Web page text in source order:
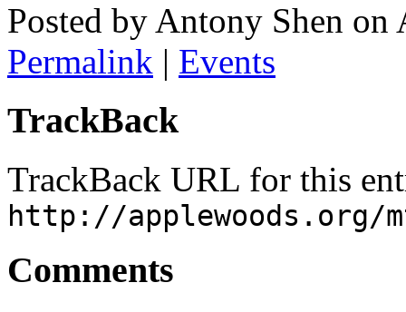
Posted by Antony Shen
Permalink | Events
TrackBack
TrackBack URL for this
http://applewoods.org/
Comments